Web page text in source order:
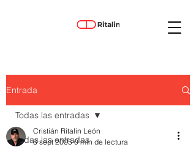
Entrada
Todas las entradas
Todas las entradas
Cristián Ritalin León
6 sept 2005 0 min de lectura